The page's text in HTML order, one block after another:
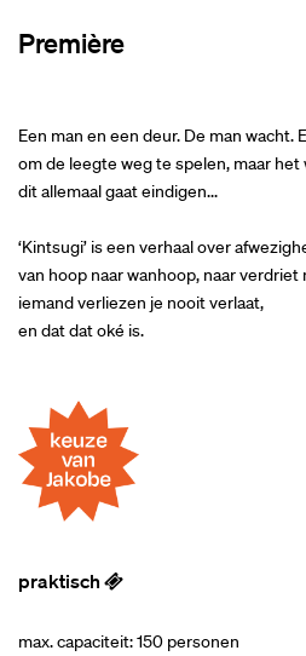
Première
Een man en een deur. De man wacht.
om de leegte weg te spelen, maar
dit allemaal gaat eindigen...
‘Kintsugi’ is een verhaal over
van hoop naar wanhoop, naar
iemand verliezen je nooit verlaat,
en dat dat oké is.
praktisch
max. capaciteit: 150 personen